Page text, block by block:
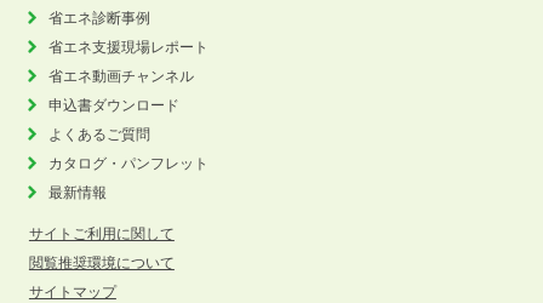
省エネ診断事例
省エネ支援現場レポート
省エネ動画チャンネル
申込書ダウンロード
よくあるご質問
カタログ・パンフレット
最新情報
サイトご利用に関して
閲覧推奨環境について
サイトマップ